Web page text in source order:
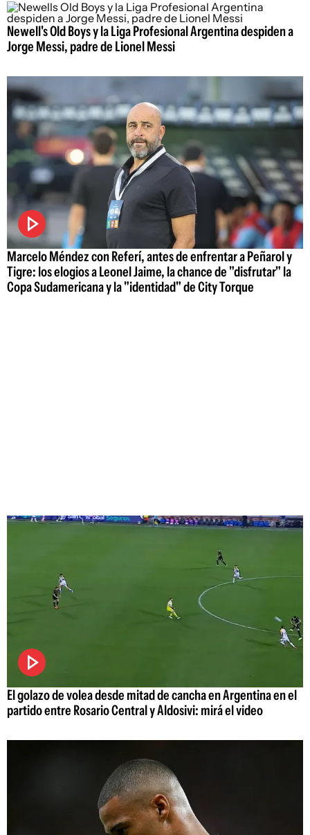
Newell's Old Boys y la Liga Profesional Argentina despiden a
Jorge Messi, padre de Lionel Messi
Marcelo Méndez con Referí, antes de enfrentar a Peñarol y
Tigre: los elogios a Leonel Jaime, la chance de "disfrutar" la
Copa Sudamericana y la "identidad" de City Torque
El golazo de volea desde mitad de cancha en Argentina en el
partido entre Rosario Central y Aldosivi: mirá el video